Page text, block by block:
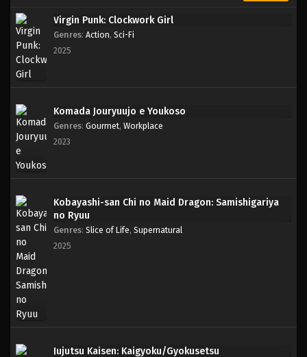
Virgin Punk: Clockwork Girl
Genres: Action, Sci-Fi
2025
Komada Jouryuujo e Youkoso
Genres: Gourmet, Workplace
2023
Kobayashi-san Chi no Maid Dragon: Samishigariya
no Ryuu
Genres: Slice of Life, Supernatural
2025
Jujutsu Kaisen: Kaigyoku/Gyokusetsu